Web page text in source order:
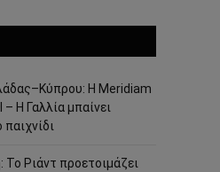
Η Meridiam
– Η Γαλλία μπαίνει
Ριάντ προετοιμάζει